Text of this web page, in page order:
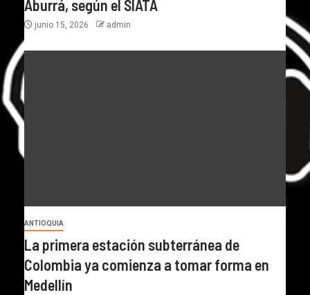
Aburrá, según el SIATA
junio 15, 2026 admin
ANTIOQUIA
La primera estación subterránea de
Colombia ya comienza a tomar forma en
Medellín